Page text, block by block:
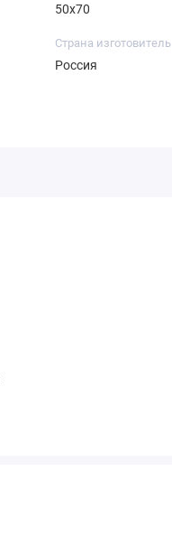
50х70
Страна изготовитель
Россия